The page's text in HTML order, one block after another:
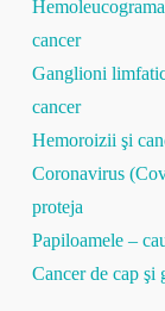
cancer
Ganglioni
cancer
Hemoroizii şi
Coronavirus
proteja
Papiloamele –
Cancer de cap şi